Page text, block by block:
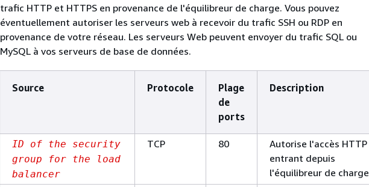
trafic HTTP et HTTPS en provenance de l'équilibreur de charge. Vous pouvez
éventuellement autoriser les serveurs web à recevoir du trafic SSH ou RDP en
provenance de votre réseau. Les serveurs Web peuvent envoyer du trafic SQL ou
MySQL à vos serveurs de base de données.
Source Protocole
Plage
de
ports
Description
ID of the security
group for the load
balancer
TCP 80
Autorise l'accès HTTP
entrant depuis
l'équilibreur de charge